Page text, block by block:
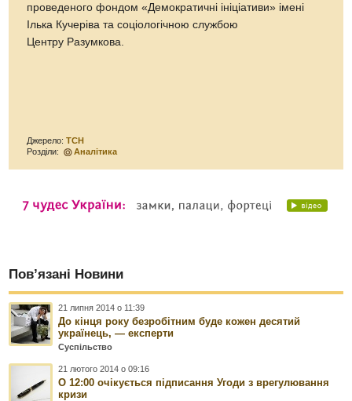
проведеного фондом «Демократичні ініціативи» імені
Ілька Кучеріва та соціологічною службою
Центру Разумкова.
Джерело:ТСН
Розділи:
Аналітика
Пов’язані Новини
21 липня 2014 о 11:39
До кінця року безробітним буде кожен десятий
українець, — експерти
Суспільство
21 лютого 2014 о 09:16
О 12:00 очікується підписання Угоди з врегулювання
кризи